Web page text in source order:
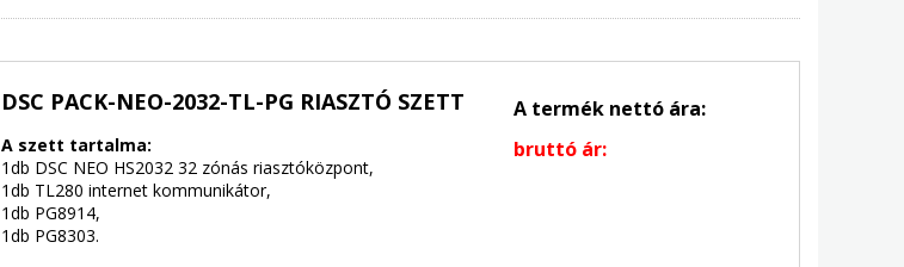
DSC PACK-NEO-2032-TL-PG RIASZTÓ SZETT
A szett tartalma:
1db DSC NEO HS2032 32 zónás riasztóközpont,
1db TL280 internet kommunikátor,
1db PG8914,
1db PG8303.
A termék nettó ára:
bruttó ár: